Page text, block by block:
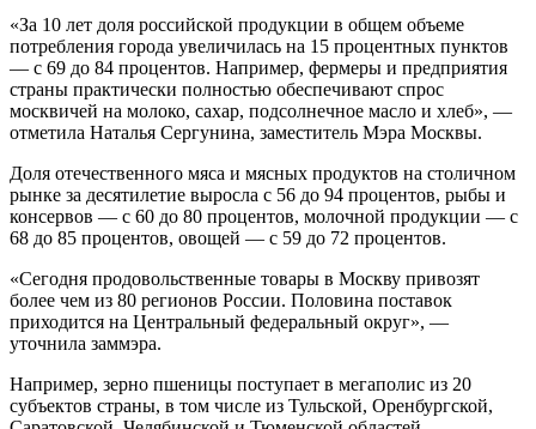
«За 10 лет доля российской продукции в общем объеме
потребления города увеличилась на 15 процентных пунктов
— с 69 до 84 процентов. Например, фермеры и предприятия
страны практически полностью обеспечивают спрос
москвичей на молоко, сахар, подсолнечное масло и хлеб», —
отметила Наталья Сергунина, заместитель Мэра Москвы.
Доля отечественного мяса и мясных продуктов на столичном
рынке за десятилетие выросла с 56 до 94 процентов, рыбы и
консервов — с 60 до 80 процентов, молочной продукции — с
68 до 85 процентов, овощей — с 59 до 72 процентов.
«Сегодня продовольственные товары в Москву привозят
более чем из 80 регионов России. Половина поставок
приходится на Центральный федеральный округ», —
уточнила заммэра.
Например, зерно пшеницы поступает в мегаполис из 20
субъектов страны, в том числе из Тульской, Оренбургской,